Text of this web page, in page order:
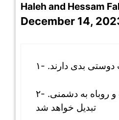
Haleh and Hessam
December 14,
دوستی بدی دارند
۲- .دوستی عقاب و روباه به دشمنی
تبدیل خواهد شد